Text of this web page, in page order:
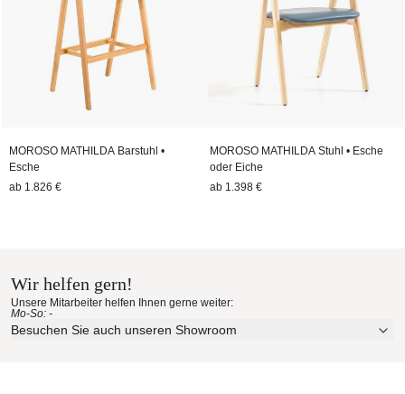
MOROSO MATHILDA Barstuhl •
Esche
ab 1.826 €
MOROSO MATHILDA Stuhl • Esche
oder Eiche
ab 1.398 €
Wir helfen gern!
Unsere Mitarbeiter helfen Ihnen gerne weiter:
Mo-So: -
Besuchen Sie auch unseren Showroom